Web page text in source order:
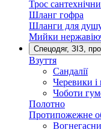
Трос
Шланг гофра
Шланги для
Мийки
Спецодяг, ЗІЗ,
Взуття
Сандалії
Черевики і
Чоботи
Полотно
Протипожежне